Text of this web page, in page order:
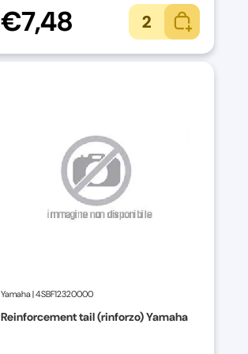
€7,48 2
Yamaha|4SBF12320000
Reinforcement tail (rinforzo) Yamaha